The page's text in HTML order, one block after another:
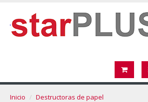
Inicio
Destructoras de papel